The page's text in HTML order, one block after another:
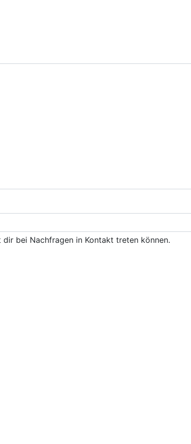
bei Nachfragen in Kontakt treten können.